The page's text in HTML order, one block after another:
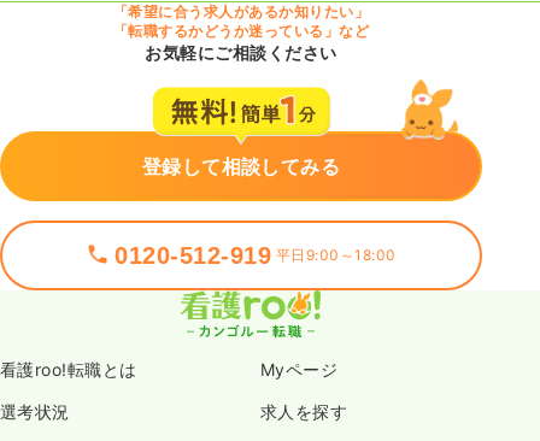
「希望に合う求人があるか知りたい」
「転職するかどうか迷っている」など
お気軽にご相談ください
登録して相談してみる
0120-512-919 平日9:00～18:00
看護roo!転職とは Myページ
選考状況 求人を探す